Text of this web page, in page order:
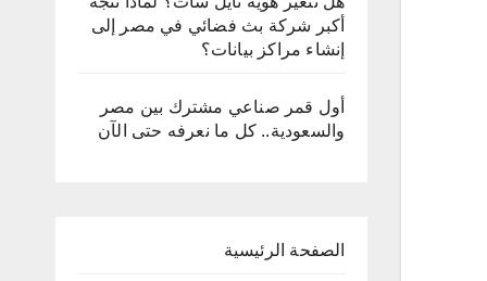
أكبر شركة بث فضائي في مصر إلى
إنشاء مراكز بيانات؟
أول قمر صناعي مشترك بين مصر
والسعودية.. كل ما نعرفه حتى الآن
الصفحة الرئيسية